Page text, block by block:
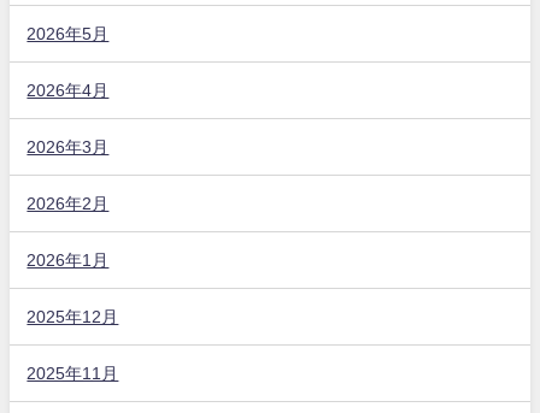
2026年5月
2026年4月
2026年3月
2026年2月
2026年1月
2025年12月
2025年11月